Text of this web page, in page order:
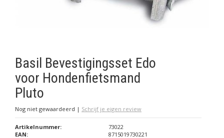
Basil Bevestigingsset Edo
voor Hondenfietsmand
Pluto
Nog niet gewaardeerd | Schrijf je eigen review
Artikelnummer:
73022
EAN:
8715019730221